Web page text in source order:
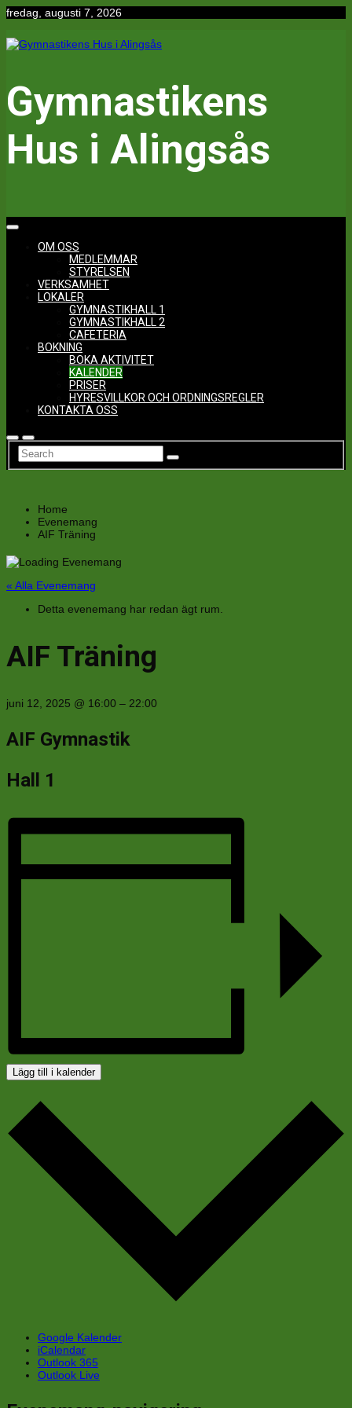
Hoppa
innehåll
fredag, augusti 7, 2026
Gymnastikens
Hus i Alingsås
OM OSS
MEDLEMMAR
STYRELSEN
VERKSAMHET
LOKALER
GYMNASTIKHALL 1
GYMNASTIKHALL 2
CAFETERIA
BOKNING
BOKA AKTIVITET
KALENDER
PRISER
HYRESVILLKOR OCH ORDNINGSREGLER
KONTAKTA OSS
Home
Evenemang
AIF Träning
« Alla Evenemang
Detta evenemang har redan ägt rum.
AIF Träning
juni 12, 2025 @ 16:00 – 22:00
AIF Gymnastik
Hall 1
Lägg till i kalender
Google Kalender
iCalendar
Outlook 365
Outlook Live